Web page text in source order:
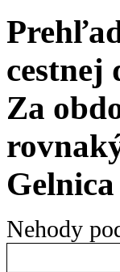
cestnej
Za
Gelnica
Nehody